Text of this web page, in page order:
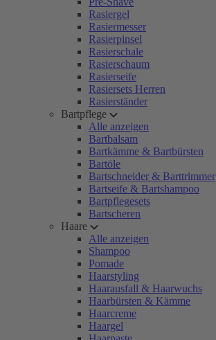
Rasiergel
Rasiermesser
Rasierpinsel
Rasierschale
Rasierschaum
Rasierseife
Rasiersets Herren
Rasierständer
Bartpflege
Alle anzeigen
Bartbalsam
Bartkämme & Bartbürsten
Bartöle
Bartschneider & Barttrimmer
Bartseife & Bartshampoo
Bartpflegesets
Bartscheren
Haare
Alle anzeigen
Shampoo
Pomade
Haarstyling
Haarausfall & Haarwuchs
Haarbürsten & Kämme
Haarcreme
Haargel